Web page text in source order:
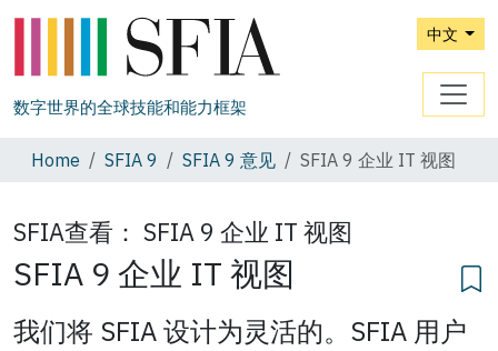
中文
数字世界的全球技能和能力框架
Home SFIA 9 SFIA 9 意见 SFIA 9 企业 IT 视图
SFIA查看： SFIA 9 企业 IT 视图
SFIA 9 企业 IT 视图
我们将 SFIA 设计为灵活的。SFIA 用户